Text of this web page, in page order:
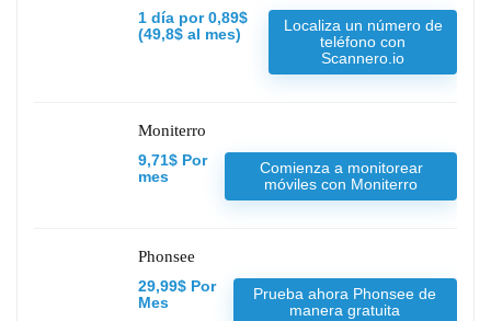
1 día por 0,89$
(49,8$ al mes)
Localiza un número de
teléfono con
Scannero.io
Moniterro
9,71$ Por
mes
Comienza a monitorear
móviles con Moniterro
Phonsee
29,99$ Por
Mes
Prueba ahora Phonsee de
manera gratuita